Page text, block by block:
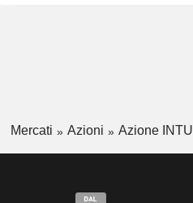
Mercati Azioni Azione INTU